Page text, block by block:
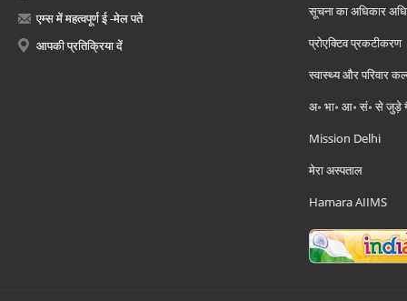
एम्स में महत्वपूर्ण ई -मेल पते
आपकी प्रतिक्रिया दें
सूचना का अधिकार
प्रोएक्टिव प्रकटीकरण
स्वास्थ्य और परिवार
अ॰ भा॰ आ॰ सं॰ से जुड़े
Mission Delhi
मेरा अस्पताल
Hamara AIIMS